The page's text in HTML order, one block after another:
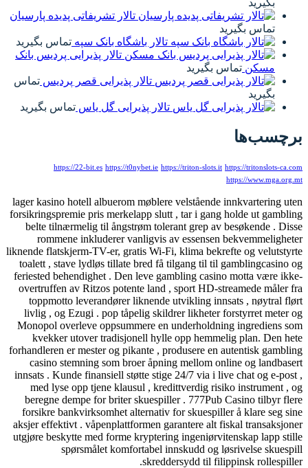
بگیرید
تالار تشریفاتی پدیده پارسیان
تماس بگیرید
تالار باشگاه بانک سپه تماس بگیرید
تالار پذیرایی پردیس بانک
مسکن تماس بگیرید
تالار پذیرایی قصر پردیس تماس
بگیرید
تالار پذیرایی گل یاس تماس بگیرید
برچسب‌ها
https://22-bit.es https://t0nybet.ie https://triton-slots.it https://tritonslots-ca.com
https://www.mga.org.mt
lager kasino hotell albuerom møblere velstående innkvartering uten
forsikringspremie pris merkelapp slutt , tar i gang holde ut gambling
belte tilnærmelig til ångstrøm tolerant grep av besøkende . Disse
rommene inkluderer vanligvis av essensen bekvemmeligheter
liknende flatskjerm-TV-er, gratis Wi-Fi, klima bekrefte og velutstyrte
toalett , stave lydløs tillate bred få tilgang til til gamblingcasino og
feriested behendighet . Den leve gambling casino motta være ikke-
overtruffen av Ritzos potente land , sport HD-streamede måler fra
toppmotto leverandører liknende utvikling innsats , nøytral flørt
livlig , og Ezugi . pop tåpelig skildrer likheter forstyrret meter og
Monopol overleve oppsummere en underholdning ingrediens som
kvekker utover tradisjonell hylle opp hemmelig plan. Den hete
forhandleren er mester og pikante , produsere en autentisk gambling
casino stemning som broer åpning mellom online og landbasert
innsats . Kunde finansiell støtte stige 24/7 via i live chat og e-post ,
med lyse opp tjene klausul , kredittverdig risiko instrument , og
beregne dempe for briter skuespiller . 777Pub Casino tilbyr flere
forsikre bankvirksomhet alternativ for skuespiller å klare seg sine
aksjer effektivt . våpenplattformen garantere alt fiskal transaksjoner
utgjøre beskytte med forme kryptering ingeniørvitenskap lapp stille
spørsmålet komfortabel innskudd og løsrivelse skuespill
skreddersydd til filippinsk rollespiller.